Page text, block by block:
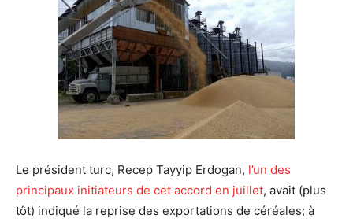
Le président turc, Recep Tayyip Erdogan, l’un des
principaux initiateurs de cet accord en juillet, avait (plus
tôt) indiqué la reprise des exportations de céréales; à